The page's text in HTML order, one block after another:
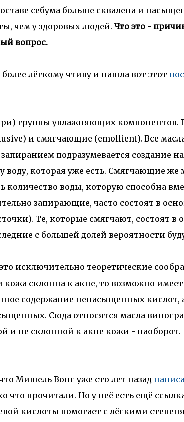
себума больше сквалена и
чем у здоровых людей. Что это -
вопрос.
лёгкому чтиву и нашла вот этот
группы увлажняющих
и смягчающие (emollient). Все
подразумевается создание
воду, которая уже есть. Смягчающие
количество воды, которую способна
запирающие, часто состоят в
Те, которые смягчают, состоят
с большей долей вероятности
исключительно теоретические
кожа склонна к акне, то возможно
содержание ненасыщенных кислот,
Сюда относятся масла
и не склонной к акне кожи - наоборот.
Мишель Вонг уже сто лет назад
что прочитали. Но у неё есть ещё
кислоты помогает с лёгкими